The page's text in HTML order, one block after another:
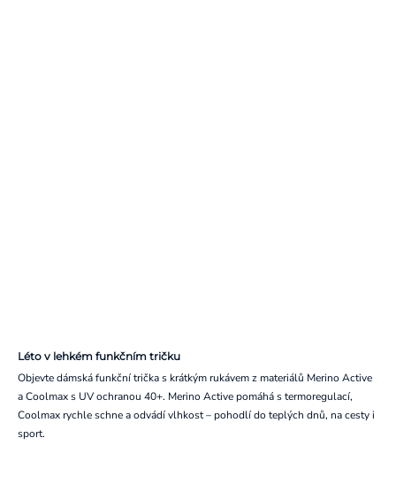
Léto v lehkém funkčním tričku
Objevte dámská funkční trička s krátkým rukávem z materiálů Merino Active
a Coolmax s UV ochranou 40+. Merino Active pomáhá s termoregulací,
Coolmax rychle schne a odvádí vlhkost – pohodlí do teplých dnů, na cesty i
sport.